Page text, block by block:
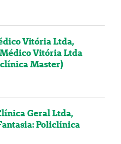
Vitória Ltda,
Vitória Ltda
Master)
Geral Ltda,
Policlínica